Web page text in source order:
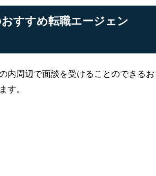
すすめ転職エージェン
内周辺で面談を受けることのできるお
す。